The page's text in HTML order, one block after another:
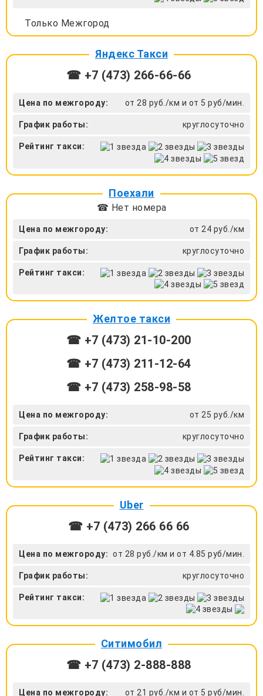
Только Межгород
Яндекс Такси
☎ +7 (473) 266-66-66
Цена по межгороду: от 28 руб./км и от 5 руб/мин.
График работы: круглосуточно
Рейтинг такси:
Поехали
☎ Нет номера
Цена по межгороду: от 24 руб./км
График работы: круглосуточно
Рейтинг такси:
Желтое такси
☎ +7 (473) 21-10-200
☎ +7 (473) 211-12-64
☎ +7 (473) 258-98-58
Цена по межгороду: от 25 руб./км
График работы: круглосуточно
Рейтинг такси:
Uber
☎ +7 (473) 266 66 66
Цена по межгороду: от 28 руб./км и от 4.85 руб/мин.
График работы: круглосуточно
Рейтинг такси:
Ситимобил
☎ +7 (473) 2-888-888
Цена по межгороду: от 21 руб./км и от 5 руб/мин.